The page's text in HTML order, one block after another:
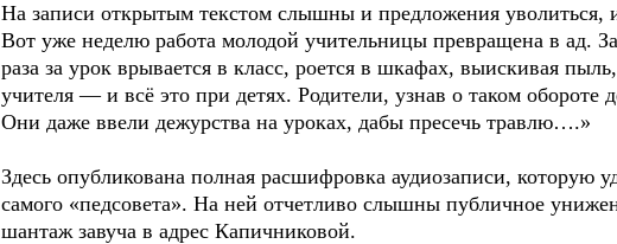
На записи открытым текстом слышны и предложения уволиться,
Вот уже неделю работа молодой учительницы превращена в ад.
раза за урок врывается в класс, роется в шкафах, выискивая
учителя — и всё это при детях. Родители, узнав о таком
Они даже ввели дежурства на уроках, дабы пресечь травлю….»
Здесь опубликована полная расшифровка аудиозаписи, которую
самого «педсовета». На ней отчетливо слышны публичное
шантаж завуча в адрес Капичниковой.